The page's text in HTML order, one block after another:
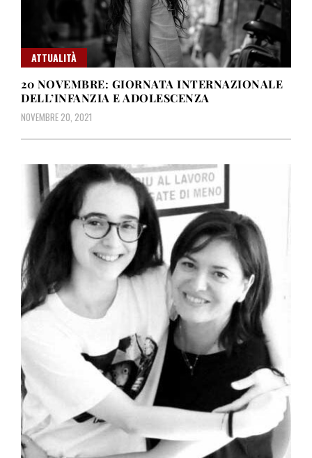
ATTUALITÀ
20 NOVEMBRE: GIORNATA INTERNAZIONALE
DELL’INFANZIA E ADOLESCENZA
NOVEMBRE 20, 2021